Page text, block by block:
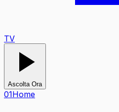
Ascolta Ora
01Home